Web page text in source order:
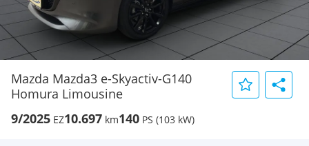
Mazda Mazda3 e-Skyactiv-G140
Homura Limousine
9/2025 EZ10.697 km140 PS (103 kW)